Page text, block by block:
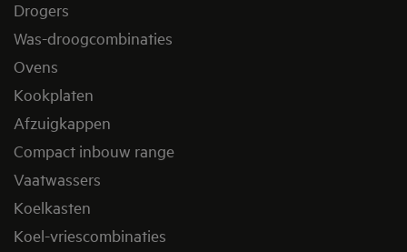
Drogers
Was-droogcombinaties
Ovens
Kookplaten
Afzuigkappen
Compact inbouw range
Vaatwassers
Koelkasten
Koel-vriescombinaties